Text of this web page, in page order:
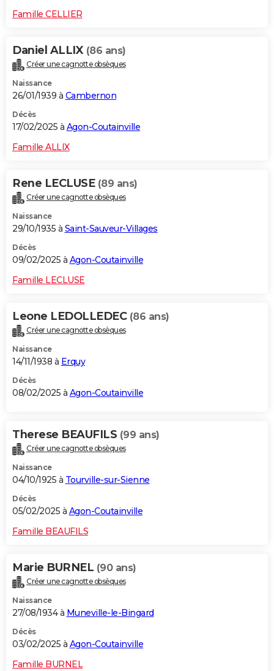
Famille CELLIER
Daniel ALLIX (86 ans)
Créer une cagnotte obsèques
Naissance
26/01/1939 à Cambernon
Décès
17/02/2025 à Agon-Coutainville
Famille ALLIX
Rene LECLUSE (89 ans)
Créer une cagnotte obsèques
Naissance
29/10/1935 à Saint-Sauveur-Villages
Décès
09/02/2025 à Agon-Coutainville
Famille LECLUSE
Leone LEDOLLEDEC (86 ans)
Créer une cagnotte obsèques
Naissance
14/11/1938 à Erquy
Décès
08/02/2025 à Agon-Coutainville
Therese BEAUFILS (99 ans)
Créer une cagnotte obsèques
Naissance
04/10/1925 à Tourville-sur-Sienne
Décès
05/02/2025 à Agon-Coutainville
Famille BEAUFILS
Marie BURNEL (90 ans)
Créer une cagnotte obsèques
Naissance
27/08/1934 à Muneville-le-Bingard
Décès
03/02/2025 à Agon-Coutainville
Famille BURNEL